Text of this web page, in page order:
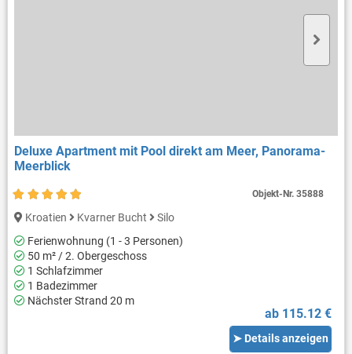
Deluxe Apartment mit Pool direkt am Meer, Panorama-
Meerblick
Kroatien Kvarner Bucht
Silo
Ferienwohnung (1 - 3 Personen)
50 m² / 2. Obergeschoss
1 Schlafzimmer
1 Badezimmer
Nächster Strand 20 m
ab 115.12 €
➤ Details anzeigen
Objekt-Nr.35888